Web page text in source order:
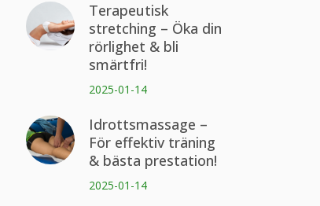
Terapeutisk
stretching – Öka din
rörlighet & bli
smärtfri!
2025-01-14
Idrottsmassage –
För effektiv träning
& bästa prestation!
2025-01-14